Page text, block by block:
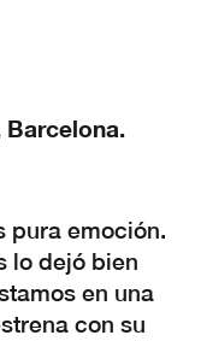
Barcelona.
pura emoción.
lo dejó bien
en una
con su